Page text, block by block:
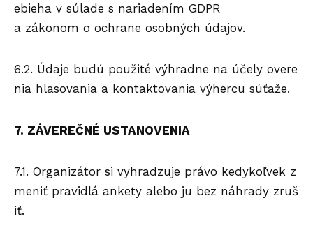
ebieha v súlade s nariadením GDPR
a zákonom o ochrane osobných údajov.
6.2. Údaje budú použité výhradne na účely overe
nia hlasovania a kontaktovania výhercu súťaže.
7. ZÁVEREČNÉ USTANOVENIA
7.1. Organizátor si vyhradzuje právo kedykoľvek z
meniť pravidlá ankety alebo ju bez náhrady zruš
iť.